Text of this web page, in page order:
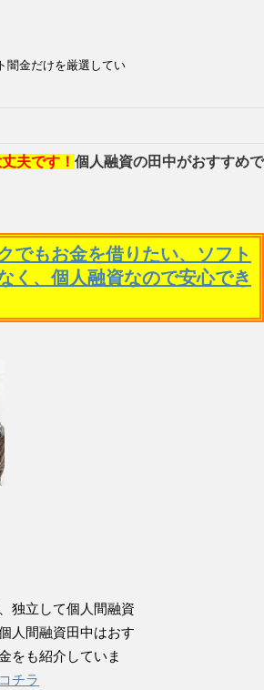
闇金だけを厳選してい
夫です！ 個人融資の田中がおすすめで
でもお金を借りたい、ソフト
く、個人融資なので安心でき
独立して個人間融資
人間融資田中はおす
をも紹介していま
チラ